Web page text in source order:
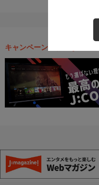
キャンペーン・お得な情報